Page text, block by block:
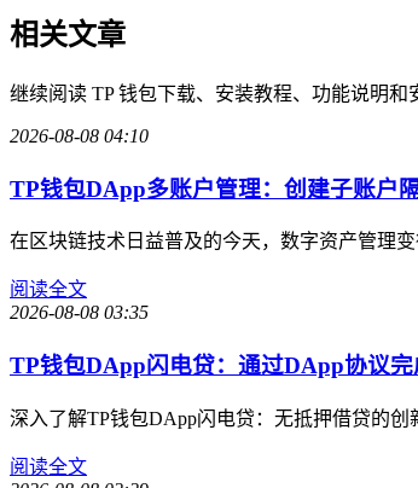
相关文章
继续阅读 TP 钱包下载、安装教程、功能说明和
2026-08-08 04:10
TP钱包DApp多账户管理：创建子账户
在区块链技术日益普及的今天，数字资产管理
阅读全文
2026-08-08 03:35
TP钱包DApp闪电贷：通过DApp协议
深入了解TP钱包DApp闪电贷：无抵押借贷的
阅读全文